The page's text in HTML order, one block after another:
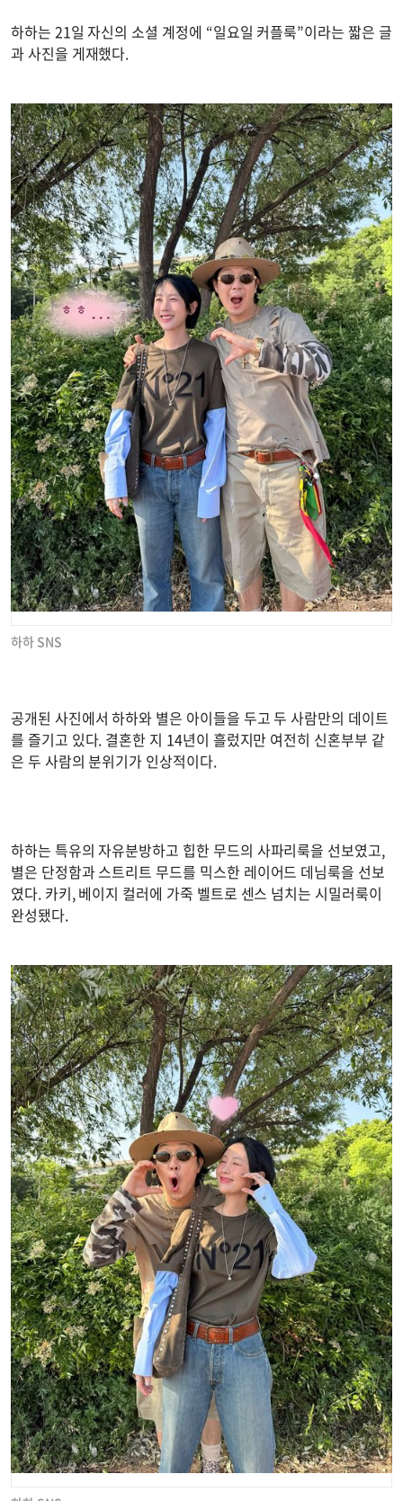
하하는 21일 자신의 소셜 계정에 “일요일 커플룩”이라는 짧은 글
과 사진을 게재했다.
하하 SNS
공개된 사진에서 하하와 별은 아이들을 두고 두 사람만의 데이트
를 즐기고 있다. 결혼한 지 14년이 흘렀지만 여전히 신혼부부 같
은 두 사람의 분위기가 인상적이다.
하하는 특유의 자유분방하고 힙한 무드의 사파리룩을 선보였고,
별은 단정함과 스트리트 무드를 믹스한 레이어드 데님룩을 선보
였다. 카키, 베이지 컬러에 가죽 벨트로 센스 넘치는 시밀러룩이
완성됐다.